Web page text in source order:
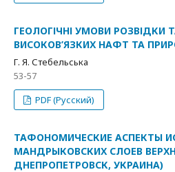
ГЕОЛОГІЧНІ УМОВИ РОЗВІДКИ
ВИСОКОВ’ЯЗКИХ НАФТ ТА
Г. Я. Стебельська
53-57
PDF (Русский)
ТАФОНОМИЧЕСКИЕ АСПЕКТЫ
МАНДРЫКОВСКИХ СЛОЕВ
ДНЕПРОПЕТРОВСК, УКРАИНА)